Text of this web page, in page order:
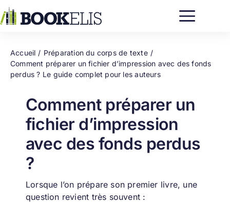
au
contenu
Accueil
Préparation du corps de texte
Comment préparer un fichier d’impression avec des fonds
perdus ? Le guide complet pour les auteurs
Comment préparer un
fichier d’impression
avec des fonds perdus
?
Lorsque l’on prépare son premier livre, une
question revient très souvent :